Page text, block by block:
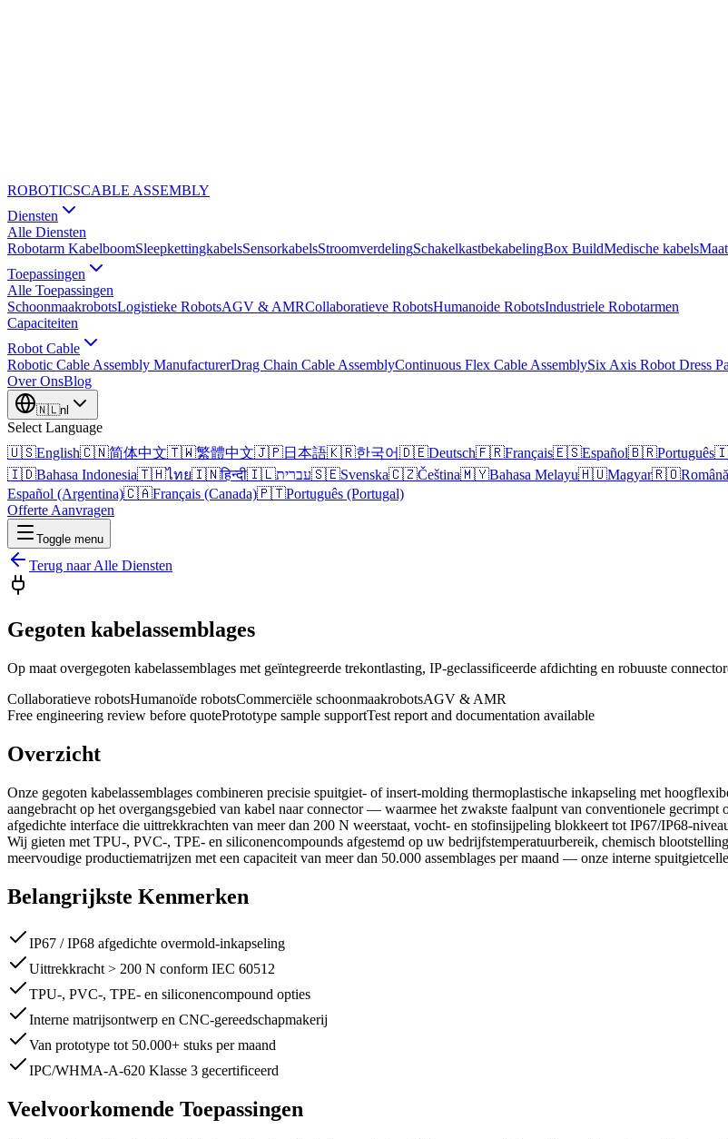
ROBOTICSCABLE ASSEMBLY
Diensten
Alle Diensten
Robotarm KabelboomSleepkettingkabelsSensorkabelsStroomverdelingSchakelkastbekabelingBox BuildMedische kabels
Toepassingen
Alle Toepassingen
SchoonmaakrobotsLogistieke RobotsAGV & AMRCollaboratieve RobotsHumanoide RobotsIndustriele Robotarmen
Capaciteiten
Robot Cable
Robotic Cable Assembly ManufacturerDrag Chain Cable AssemblyContinuous Flex Cable AssemblySix Axis Robot Dress
Over OnsBlog
🇳🇱nl
Select Language
🇺🇸English🇨🇳简体中文🇹🇼繁體中文🇯🇵日本語🇰🇷한국어🇩🇪Deutsch🇫🇷Français🇪🇸Español🇧🇷Português
🇮🇩Bahasa Indonesia🇹🇭ไทย🇮🇳हिन्दी🇮🇱עברית🇸🇪Svenska🇨🇿Čeština🇲🇾Bahasa Melayu🇭🇺Magyar🇷🇴Română
Español (Argentina)🇨🇦Français (Canada)🇵🇹Português (Portugal)
Offerte Aanvragen
Toggle menu
Terug naar Alle Diensten
Gegoten kabelassemblages
Op maat overgegoten kabelassemblages met geïntegreerde trekontlasting, IP-geclassificeerde afdichting en robuuste
Collaboratieve robotsHumanoïde robotsCommerciële schoonmaakrobotsAGV & AMR
Free engineering review before quotePrototype sample supportTest report and documentation available
Overzicht
Onze gegoten kabelassemblages combineren precisie spuitgiet- of insert-molding thermoplastische inkapseling met
aangebracht op het overgangsgebied van kabel naar connector — waarmee het zwakste faalpunt van conventionele
afgedichte interface die uittrekkrachten van meer dan 200 N weerstaat, vocht- en stofinsijpeling blokkeert tot IP67/IP68-
Wij gieten met TPU-, PVC-, TPE- en siliconencompounds afgestemd op uw bedrijfstemperatuurbereik, chemisch
meervoudige productiematrijzen met een capaciteit van meer dan 50.000 assemblages per maand — onze interne
Belangrijkste Kenmerken
IP67 / IP68 afgedichte overmold-inkapseling
Uittrekkracht > 200 N conform IEC 60512
TPU-, PVC-, TPE- en siliconencompound opties
Interne matrijsontwerp en CNC-gereedschapmakerij
Van prototype tot 50.000+ stuks per maand
IPC/WHMA-A-620 Klasse 3 gecertificeerd
Veelvoorkomende Toepassingen